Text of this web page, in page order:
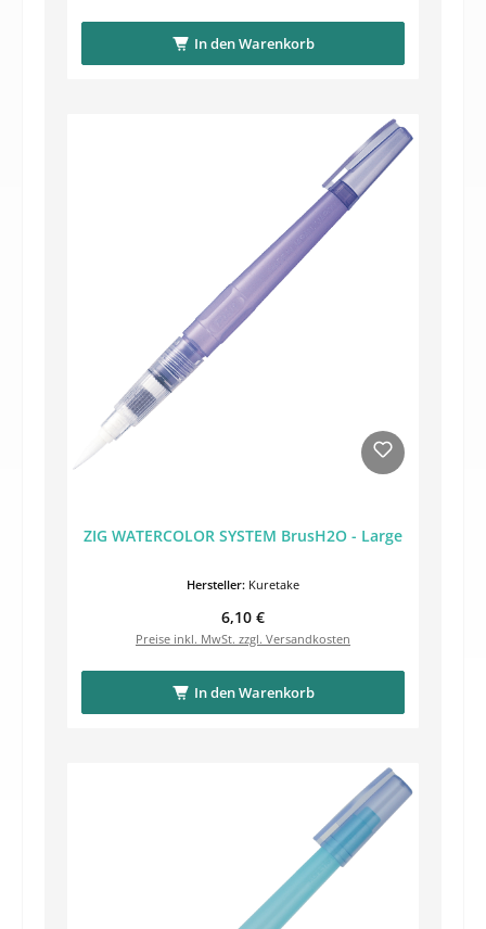
In den Warenkorb
ZIG WATERCOLOR SYSTEM BrusH2O - Large
Hersteller: Kuretake
Regulärer Preis:
6,10 €
Preise inkl. MwSt. zzgl. Versandkosten
In den Warenkorb